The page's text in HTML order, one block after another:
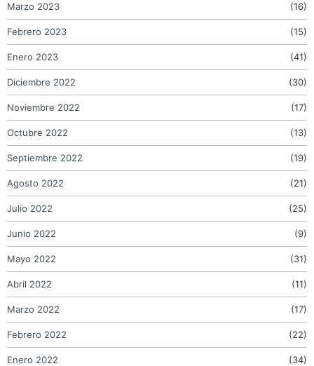
Marzo 2023 (16)
Febrero 2023 (15)
Enero 2023 (41)
Diciembre 2022 (30)
Noviembre 2022 (17)
Octubre 2022 (13)
Septiembre 2022 (19)
Agosto 2022 (21)
Julio 2022 (25)
Junio 2022 (9)
Mayo 2022 (31)
Abril 2022 (11)
Marzo 2022 (17)
Febrero 2022 (22)
Enero 2022 (34)